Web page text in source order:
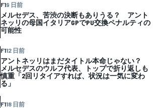
F19 日前
メルセデス、苦渋の決断もありうる？ アント
ネッリの母国イタリアGPでPU交換ペナルティの
可能性
F112 日前
アントネッリはまだタイトル本命じゃない？
メルセデスのウルフ代表、トップで折り返しも
慎重「2回リタイアすれば、状況は一気に変わ
る」
F118 日前